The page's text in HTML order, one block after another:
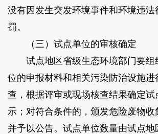
没有因发生突发环境事件和环境违法
罚。
（三）试点单位的审核确定
试点地区省级生态环境部门要组
位的申报材料和相关污染防治设施
查，根据评审或现场核查结果确定试
示；对符合条件的，颁发危险废物收
并予以公告。试点单位数量由试点